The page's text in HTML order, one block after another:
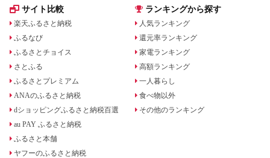
サイト比較
楽天ふるさと納税
ふるなび
ふるさとチョイス
さとふる
ふるさとプレミアム
ANAのふるさと納税
dショッピングふるさと納税百選
au PAY ふるさと納税
ふるさと本舗
ヤフーのふるさと納税
ランキングから探す
人気ランキング
還元率ランキング
家電ランキング
高額ランキング
一人暮らし
食べ物以外
その他のランキング